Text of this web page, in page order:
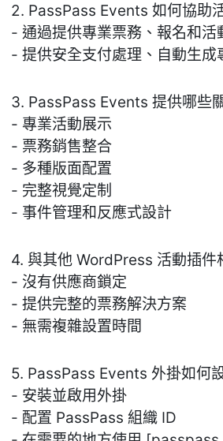
2. PassPass Events 如何協助
- 通過提供專業票務、報名和活
- 提供安全支付處理、自動生
3. PassPass Events 提供哪些
- 專業活動展示
- 票務銷售整合
- 多種版面配置
- 完整視覺定制
- 事件管理和反應式設計
4. 與其他 WordPress 活動插
- 沒有供應商鎖定
- 提供完整的票務解決方案
- 無需複雜設置時間
5. PassPass Events 外掛如何
- 安裝並啟用外掛
- 配置 PassPass 組織 ID